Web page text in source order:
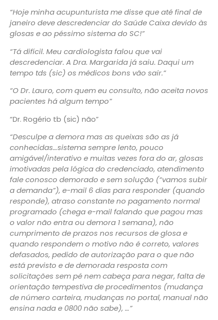
“Hoje minha acupunturista me disse que até final de
janeiro deve descredenciar do Saúde Caixa devido às
glosas e ao péssimo sistema do SC!”
“Tá difícil. Meu cardiologista falou que vai
descredenciar. A Dra. Margarida já saiu. Daqui um
tempo tds (sic) os médicos bons vão sair.”
“O Dr. Lauro, com quem eu consulto, não aceita novos
pacientes há algum tempo”
“Dr. Rogério tb (sic) não”
“Desculpe a demora mas as queixas são as já
conhecidas…sistema sempre lento, pouco
amigável/interativo e muitas vezes fora do ar, glosas
imotivadas pela lógica do credenciado, atendimento
fale conosco demorado e sem solução (“vamos subir
a demanda”), e-mail 6 dias para responder (quando
responde), atraso constante no pagamento normal
programado (chega e-mail falando que pagou mas
o valor não entra ou demora 1 semana), não
cumprimento de prazos nos recursos de glosa e
quando respondem o motivo não é correto, valores
defasados, pedido de autorização para o que não
está previsto e de demorada resposta com
solicitações sem pé nem cabeça para negar, falta de
orientação tempestiva de procedimentos (mudança
de número carteira, mudanças no portal, manual não
ensina nada e 0800 não sabe), …”